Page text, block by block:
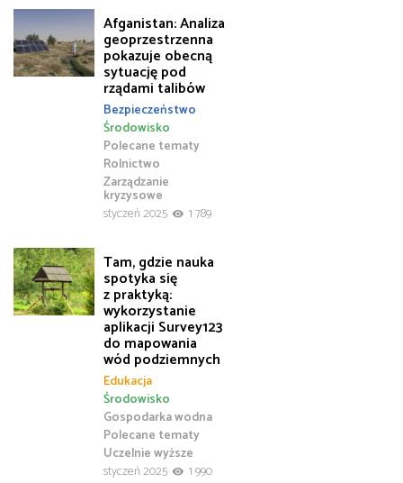
Afganistan: Analiza
geoprzestrzenna
pokazuje obecną
sytuację pod
rządami talibów
Bezpieczeństwo
Polecane tematy
Rolnictwo
Środowisko
Zarządzanie
kryzysowe
styczeń 2025
1 789
Tam, gdzie nauka
spotyka się
z praktyką:
wykorzystanie
aplikacji Survey123
do mapowania
wód podziemnych
Edukacja
Gospodarka wodna
Polecane tematy
Środowisko
Uczelnie wyższe
styczeń 2025
1 990